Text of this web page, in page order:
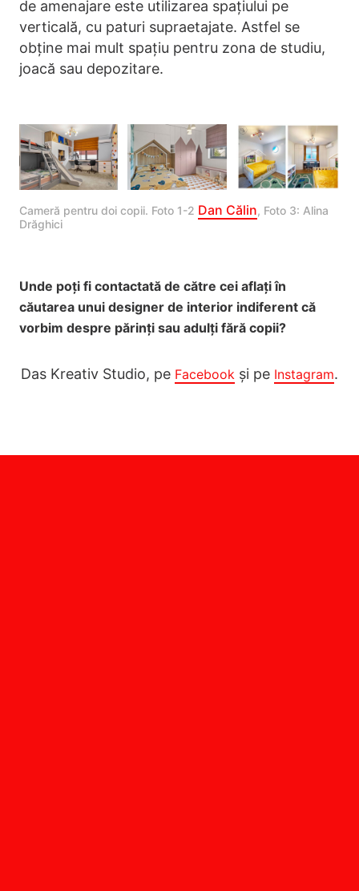
de amenajare este utilizarea spațiului pe
verticală, cu paturi supraetajate. Astfel se
obține mai mult spațiu pentru zona de studiu,
joacă sau depozitare.
Cameră pentru doi copii. Foto 1-2 Dan Călin, Foto 3: Alina
Drăghici
Unde poți fi contactată de către cei aflați în
căutarea unui designer de interior indiferent că
vorbim despre părinți sau adulți fără copii?
Das Kreativ Studio, pe Facebook și pe Instagram.